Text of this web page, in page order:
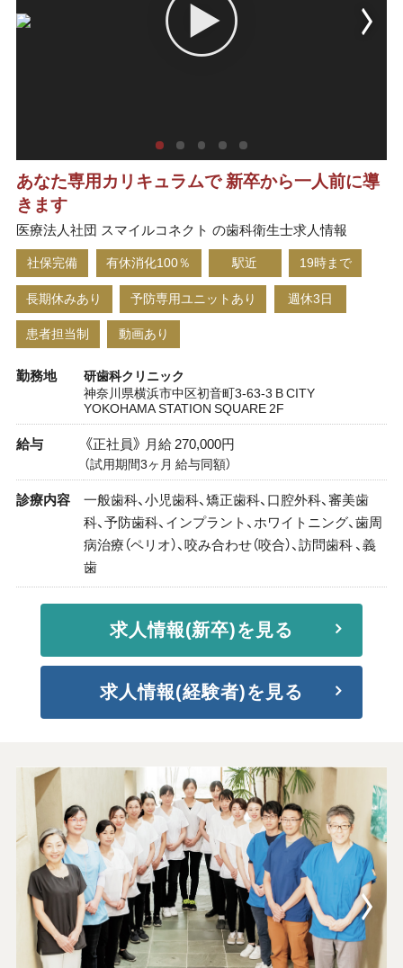
あなた専用カリキュラムで 新卒から一人前に導
きます
医療法人社団 スマイルコネクト の歯科衛生士求人情報
社保完備 有休消化100％ 駅近 19時まで
長期休みあり 予防専用ユニットあり 週休3日
患者担当制 動画あり
勤務地 研歯科クリニック
神奈川県横浜市中区初音町3-63-3 B CITY
YOKOHAMA STATION SQUARE 2F
給与 《正社員》 月給 270,000円
（試用期間3ヶ月 給与同額）
診療内容
一般歯科、小児歯科、矯正歯科、口腔外科、審美歯
科、予防歯科、インプラント、ホワイトニング、歯周
病治療（ペリオ）、咬み合わせ（咬合）、訪問歯科 、義
歯
求人情報(新卒)を見る
求人情報(経験者)を見る